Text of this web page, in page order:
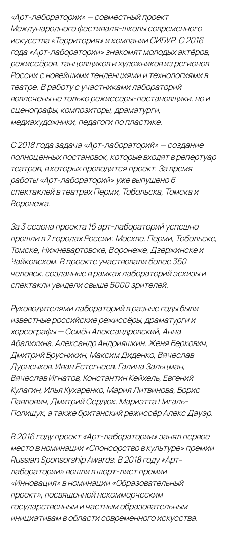
«Арт-лаборатории» — совместный проект
Международного фестиваля-школы современного
искусства «Территория» и компании СИБУР. С 2016
года «Арт-лаборатории» знакомят молодых актёров,
режиссёров, танцовщиков и художников из регионов
России с новейшими тенденциями и технологиями в
театре. В работу с участниками лабораторий
вовлечены не только режиссеры-постановщики, но и
сценографы, композиторы, драматурги,
медиахудожники, педагоги по пластике.
С 2018 года задача «Арт-лабораторий» — создание
полноценных постановок, которые входят в репертуар
театров, в которых проводится проект. За время
работы «Арт-лабораторий» уже выпущено 6
спектаклей в театрах Перми, Тобольска, Томска и
Воронежа.
За 3 сезона проекта 16 арт-лабораторий успешно
прошли в 7 городах России: Москве, Перми, Тобольске,
Томске, Нижневартовске, Воронеже, Дзержинске и
Чайковском. В проекте участвовали более 350
человек, созданные в рамках лабораторий эскизы и
спектакли увидели свыше 5000 зрителей.
Руководителями лабораторий в разные годы были
известные российские режиссёры, драматурги и
хореографы — Семён Александровский, Анна
Абалихина, Александр Андрияшкин, Женя Беркович,
Дмитрий Брусникин, Максим Диденко, Вячеслав
Дурненков, Иван Естегнеев, Галина Зальцман,
Вячеслав Игнатов, Константин Кейхель, Евгений
Кулагин, Илья Кухаренко, Мария Литвинова, Борис
Павлович, Дмитрий Сердюк, Мариэтта Цигаль-
Полищук, а также британский режиссёр Алекс Дауэр.
В 2016 году проект «Арт-лаборатории» занял первое
место в номинации «Спонсорство в культуре» премии
Russian Sponsorship Awards. В 2018 году «Арт-
лаборатории» вошли в шорт-лист премии
«Инновация» в номинации «Образовательный
проект», посвященной некоммерческим
государственным и частным образовательным
инициативам в области современного искусства.